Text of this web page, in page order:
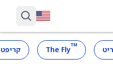
™
The Fly